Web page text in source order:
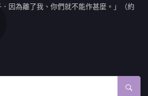
因為離了我、你們就不能作甚麼。」（約